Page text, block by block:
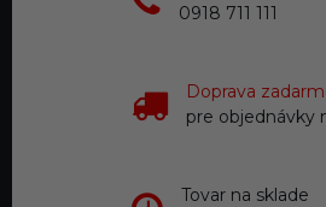
0918 711 111
Doprava
pre objednávky
Tovar na sklade